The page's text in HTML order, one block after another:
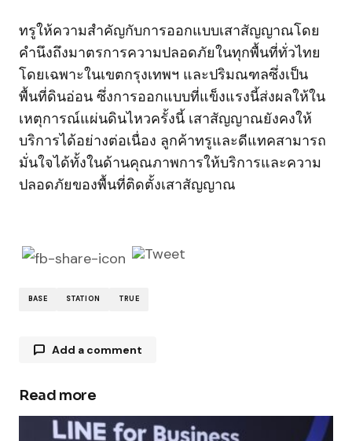
ทรูให้ความสำคัญกับการออกแบบเสาสัญญาณโดย
คำนึงถึงมาตรการความปลอดภัยในทุกพื้นที่ทั่วไทย
โดยเฉพาะในเขตกรุงเทพฯ และปริมณฑลซึ่งเป็น
พื้นที่ดินอ่อน ซึ่งการออกแบบที่แข็งแรงนี้ส่งผลให้ใน
เหตุการณ์แผ่นดินไหวครั้งนี้ เสาสัญญาณยังคงให้
บริการได้อย่างต่อเนื่อง ลูกค้าทรูและดีแทคสามารถ
มั่นใจได้ทั้งในด้านคุณภาพการให้บริการและความ
ปลอดภัยของพื้นที่ติดตั้งเสาสัญญาณ
BASE STATION TRUE
Add a comment
Your email address will not be published.
Required fields are marked*
Read more